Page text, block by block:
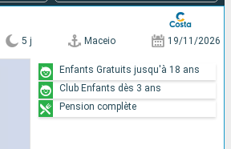
5 j Maceio 19/11/2026
Enfants Gratuits jusqu'à 18 ans
Club Enfants dès 3 ans
Pension complète